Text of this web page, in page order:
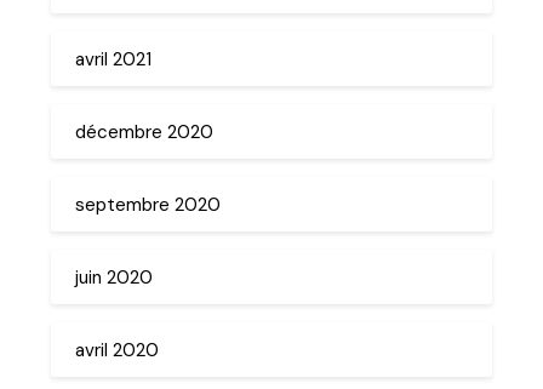
avril 2021
décembre 2020
septembre 2020
juin 2020
avril 2020